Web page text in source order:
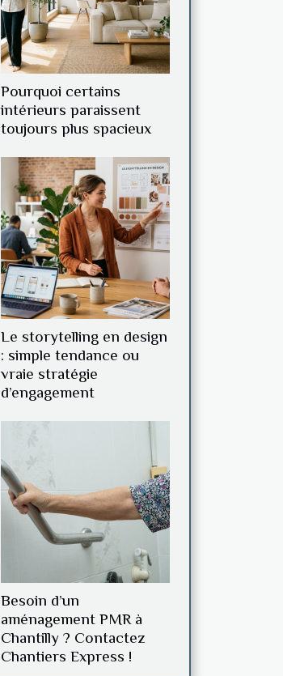
Pourquoi certains
intérieurs paraissent
toujours plus spacieux
Le storytelling en design
: simple tendance ou
vraie stratégie
d’engagement
Besoin d’un
aménagement PMR à
Chantilly ? Contactez
Chantiers Express !